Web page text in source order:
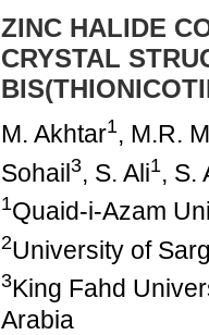
ZINC HALIDE
CRYSTAL
M. Akhtar1, M.R.
Sohail3, S. Ali1, S.
1Quaid-i-Azam
2University of
3King Fahd
Arabia